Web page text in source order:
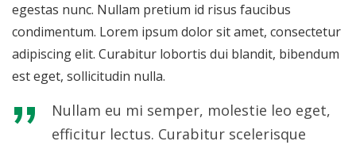
egestas nunc. Nullam pretium id risus faucibus
condimentum. Lorem ipsum dolor sit amet, consectetur
adipiscing elit. Curabitur lobortis dui blandit, bibendum
est eget, sollicitudin nulla.
Nullam eu mi semper, molestie leo eget,
efficitur lectus. Curabitur scelerisque